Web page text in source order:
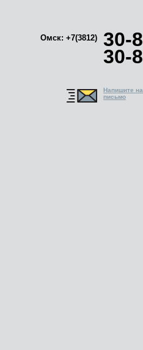
Омск: +7(3812) 30-
30-
Напишите
письмо